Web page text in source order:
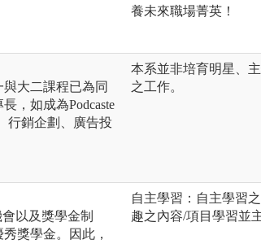
養未來職場菁英！
大二課程已為同
，如成為Podcaste
行銷企劃、廣告投
本系並非培育明星、
之工作。
以及獎學金制
獎學金。因此，
自主學習：自主學習
趣之內容/項目學習並